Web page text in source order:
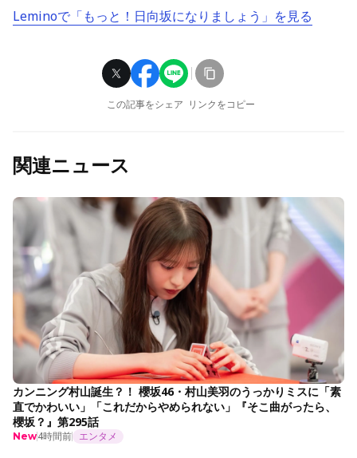
Leminoで「もっと！日向坂になりましょう」を見る
この記事をシェア リンクをコピー
関連ニュース
カンニング村山誕生？！ 櫻坂46・村山美羽のうっかりミスに「素
直でかわいい」「これだからやめられない」『そこ曲がったら、
櫻坂？』第295話
New4時間前 エンタメ